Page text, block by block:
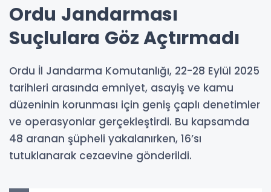
Ordu Jandarması
Suçlulara Göz Açtırmadı
Ordu İl Jandarma Komutanlığı, 22-28 Eylül 2025
tarihleri arasında emniyet, asayiş ve kamu
düzeninin korunması için geniş çaplı denetimler
ve operasyonlar gerçekleştirdi. Bu kapsamda
48 aranan şüpheli yakalanırken, 16’sı
tutuklanarak cezaevine gönderildi.